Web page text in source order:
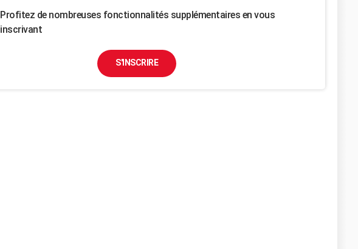
Profitez de nombreuses fonctionnalités supplémentaires en vous
inscrivant
S'INSCRIRE